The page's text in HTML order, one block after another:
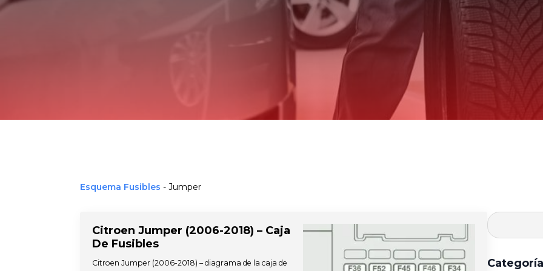
Esquema Fusibles - Jumper
Citroen Jumper (2006-2018) – Caja
De Fusibles
Citroen Jumper (2006-2018) – diagrama de la caja de